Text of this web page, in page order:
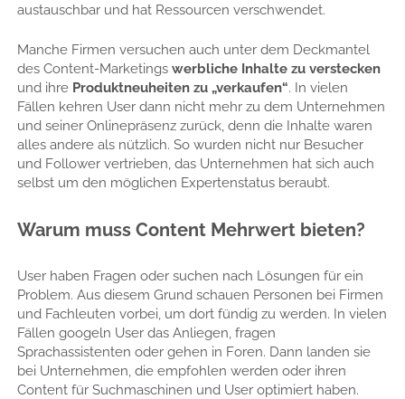
austauschbar und hat Ressourcen verschwendet.
Manche Firmen versuchen auch unter dem Deckmantel
des Content-Marketings werbliche Inhalte zu verstecken
und ihre Produktneuheiten zu „verkaufen“. In vielen
Fällen kehren User dann nicht mehr zu dem Unternehmen
und seiner Onlinepräsenz zurück, denn die Inhalte waren
alles andere als nützlich. So wurden nicht nur Besucher
und Follower vertrieben, das Unternehmen hat sich auch
selbst um den möglichen Expertenstatus beraubt.
Warum muss Content Mehrwert bieten?
User haben Fragen oder suchen nach Lösungen für ein
Problem. Aus diesem Grund schauen Personen bei Firmen
und Fachleuten vorbei, um dort fündig zu werden. In vielen
Fällen googeln User das Anliegen, fragen
Sprachassistenten oder gehen in Foren. Dann landen sie
bei Unternehmen, die empfohlen werden oder ihren
Content für Suchmaschinen und User optimiert haben.